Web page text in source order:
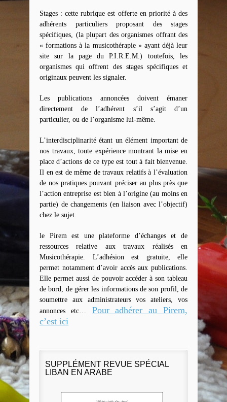
Stages : cette rubrique est offerte en priorité à des
adhérents particuliers proposant des stages
spécifiques, (la plupart des organismes offrant des
« formations à la musicothérapie » ayant déjà leur
site sur la page du P.I.R.E.M.) toutefois, les
organismes qui offrent des stages spécifiques et
originaux peuvent les signaler.
Les publications annoncées doivent émaner
directement de l’adhérent s’il s’agit d’un
particulier, ou de l’organisme lui-même.
L’interdisciplinarité étant un élément important de
nos travaux, toute expérience montrant la mise en
place d’actions de ce type est tout à fait bienvenue.
Il en est de même de travaux relatifs à l’évaluation
de nos pratiques pouvant préciser au plus près que
l’action entreprise est bien à l’origine (au moins en
partie) de changements (en liaison avec l’objectif)
chez le sujet.
le Pirem est une plateforme d’échanges et de
ressources relative aux travaux réalisés en
Musicothérapie. L’adhésion est gratuite, elle
permet notamment d’avoir accès aux publications.
Elle permet aussi de pouvoir accéder à son tableau
de bord, de gérer les informations de son profil, de
soumettre aux administrateurs vos ateliers, vos
annonces etc…
Pour adhérer au Pirem,
c’est ici
SUPPLÉMENT REVUE SPÉCIAL
LIBAN EN ARABE